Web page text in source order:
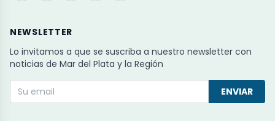
NEWSLETTER
Lo invitamos a que se suscriba a nuestro newsletter con
noticias de Mar del Plata y la Región
ENVIAR